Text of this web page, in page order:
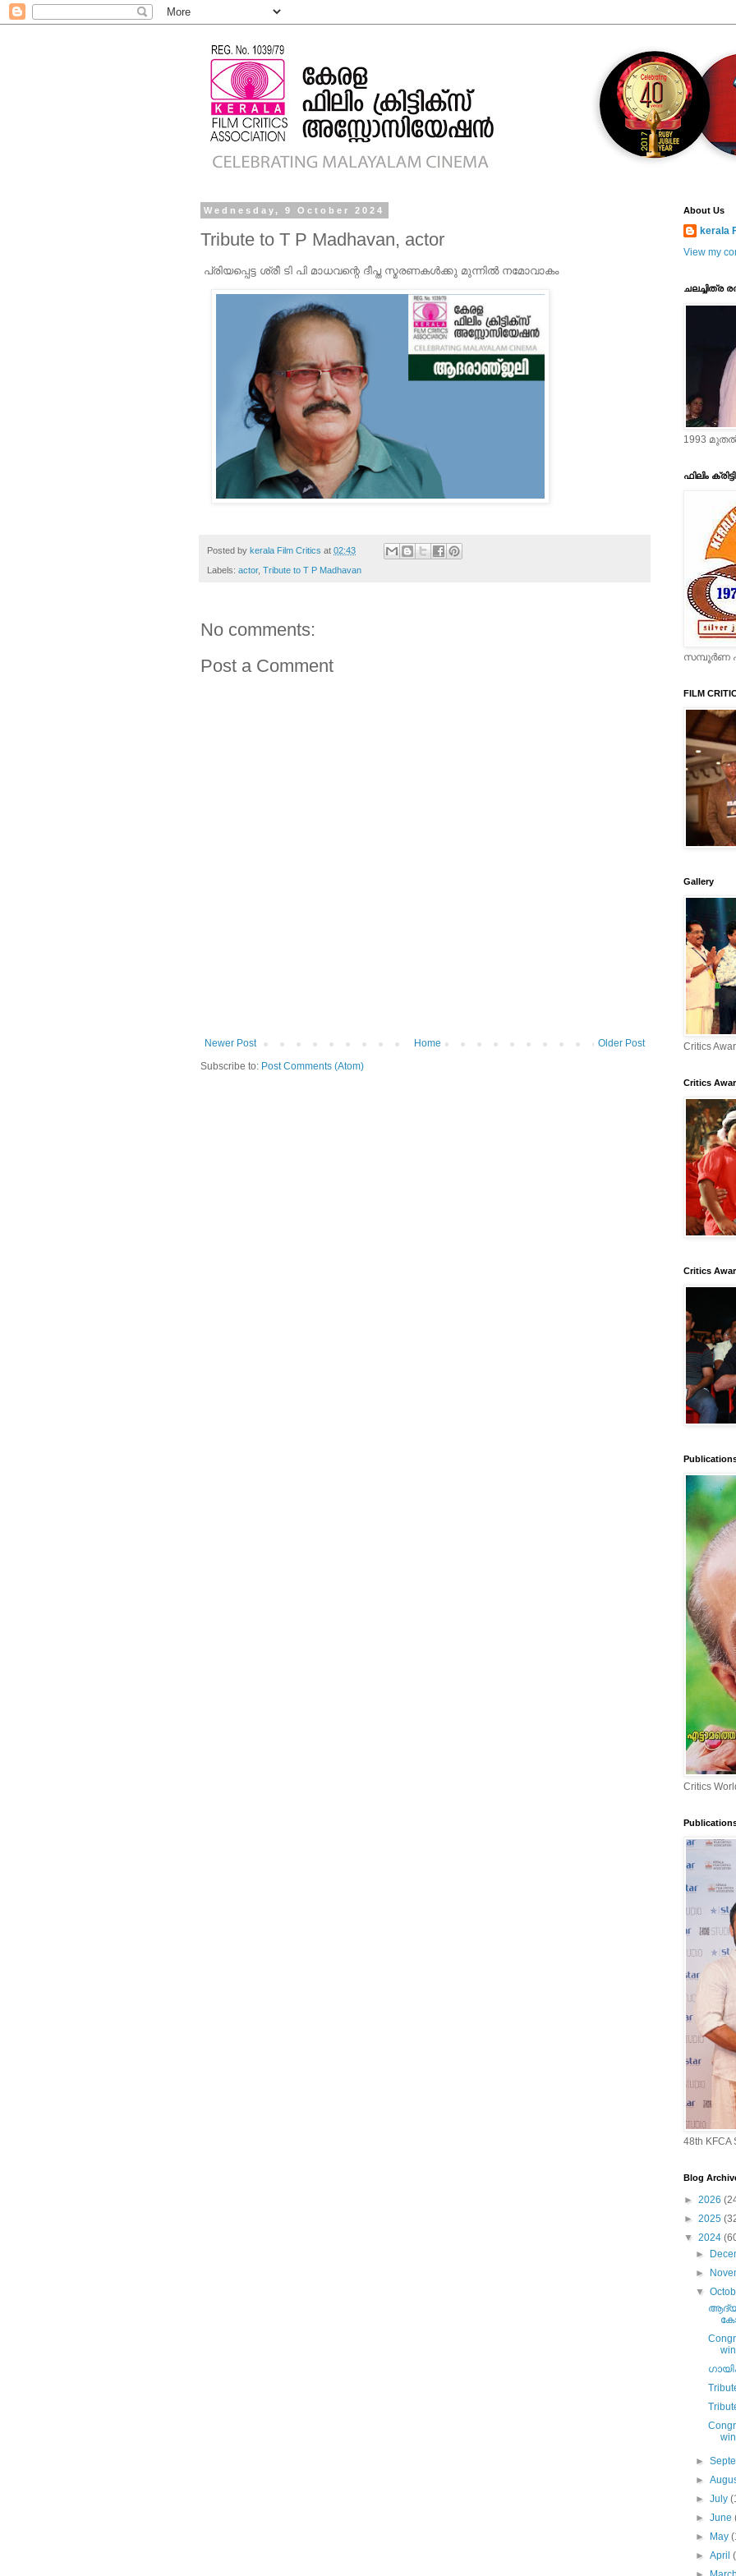
Wednesday, 9 October 2024
Tribute to T P Madhavan, actor
പ്രിയപ്പെട്ട ശ്രീ ടി പി മാധവന്റെ ദീപ്ത സ്മരണകള്‍ക്കു മുന്നില്‍ നമോവാകം
Posted by kerala Film Critics at 02:43
Labels: actor, Tribute to T P Madhavan
No comments:
Post a Comment
Newer Post Older Post
Home
Subscribe to: Post Comments (Atom)
About Us
kerala
View my
ചലച്ചിത്ര
1993
ഫിലിം
സമ്പൂര്‍ണ
FILM
Gallery
Critics
Critics
Critics
Critics
48th KFCA
Blog
► 2026
► 2025
▼ 2024
►
►
▼
►
►
►July
►June
►
May
►April